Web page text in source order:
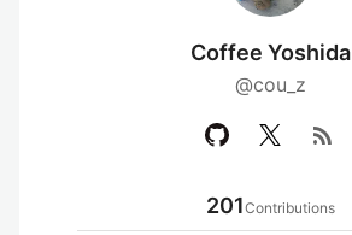
Coffee Yoshida
@cou_z
rss_feed
201Contributions